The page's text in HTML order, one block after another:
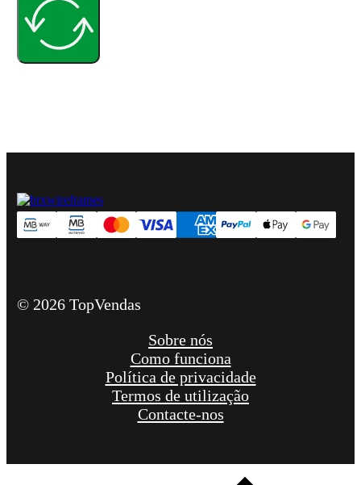
© 2026 TopVendas
Sobre nós
Como funciona
Política de privacidade
Termos de utilização
Contacte-nos